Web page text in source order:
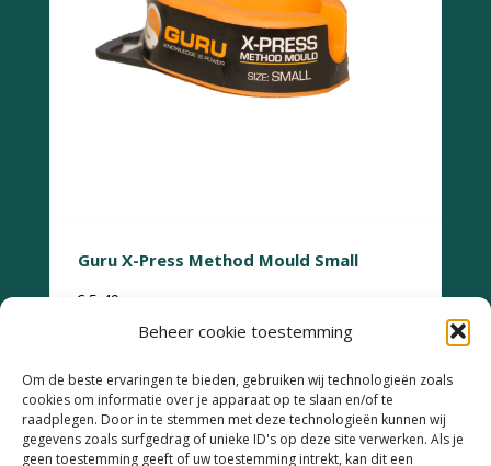
Beheer cookie toestemming
Om de beste ervaringen te bieden, gebruiken wij technologieën zoals
cookies om informatie over je apparaat op te slaan en/of te
raadplegen. Door in te stemmen met deze technologieën kunnen wij
gegevens zoals surfgedrag of unieke ID's op deze site verwerken. Als je
geen toestemming geeft of uw toestemming intrekt, kan dit een
Guru X-Press Method Mould Small
€ 5,49